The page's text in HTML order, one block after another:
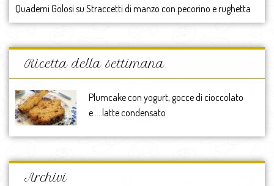
Quaderni Golosi su Straccetti di manzo con pecorino e rughetta
Ricetta della settimana
Plumcake con yogurt, gocce di cioccolato
e…..latte condensato
Archivi